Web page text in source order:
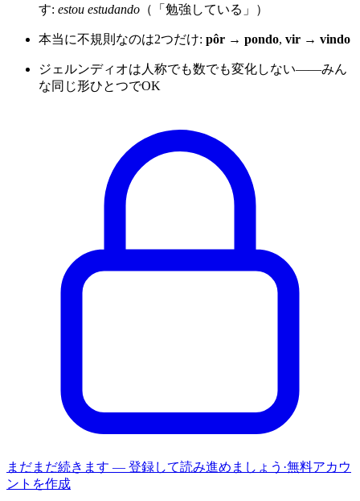
す: estou estudando （「勉強している」）
本当に不規則なのは2つだけ: pôr → pondo, vir → vindo
ジェルンディオは人称でも数でも変化しない——みん
な同じ形ひとつでOK
まだまだ続きます — 登録して読み進めましょう ·無料アカウ
ントを作成